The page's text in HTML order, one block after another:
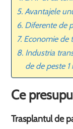
Avantajele
Diferente de
Economie de
Industria
de de peste
Ce
Trasplantul de